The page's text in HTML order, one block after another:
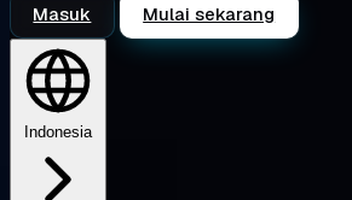
Masuk Mulai sekarang
Indonesia